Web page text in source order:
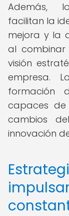
Además,
facilitan la
mejora y la
al combinar
visión
empresa.
formación
capaces
cambios
innovación